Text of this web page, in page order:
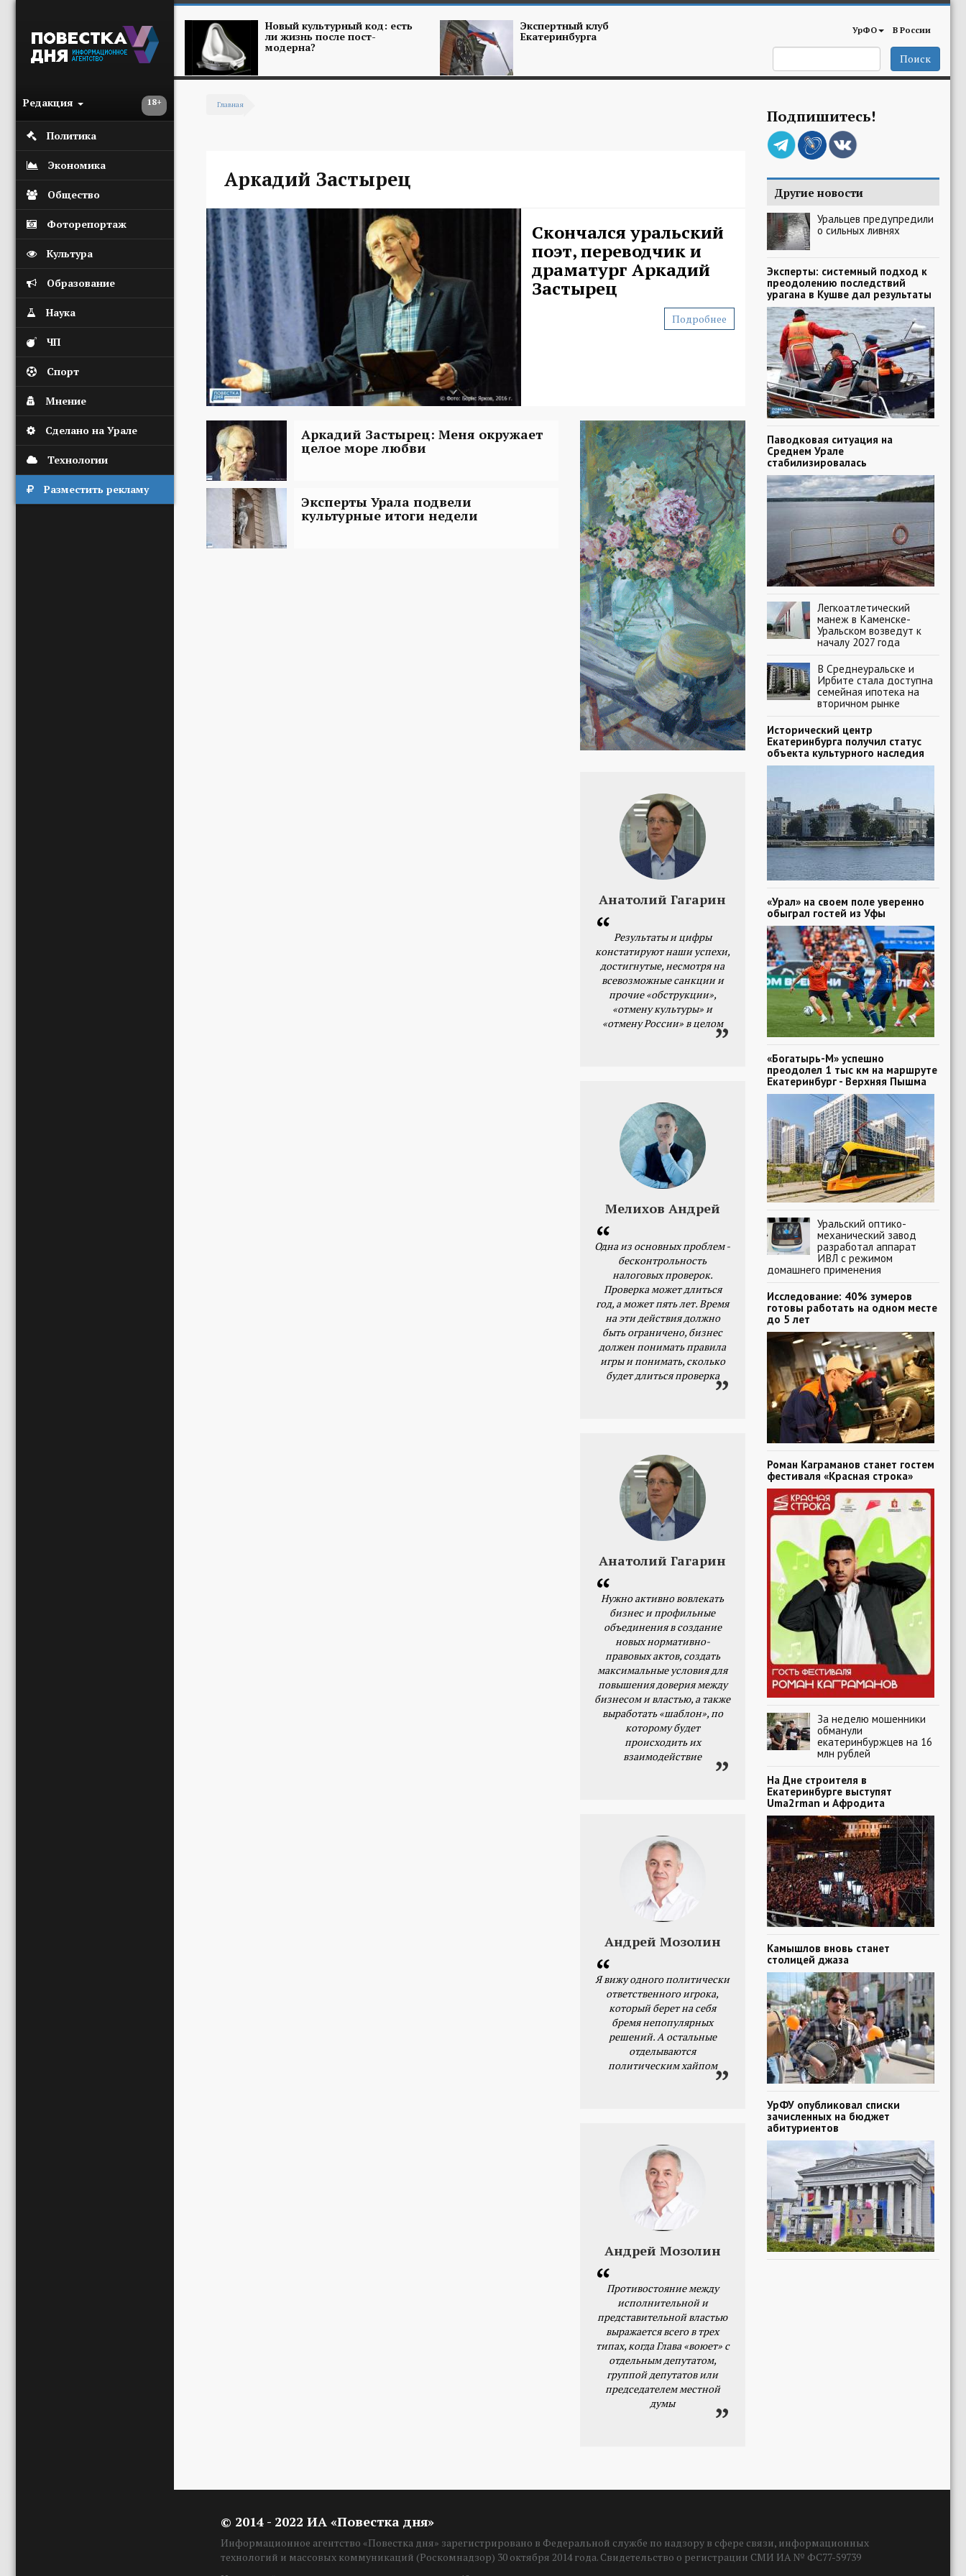
18+
Редакция
Политика
Экономика
Общество
Фоторепортаж
Культура
Образование
Наука
ЧП
Спорт
Мнение
Сделано на Урале
Технологии
Разместить рекламу
Новый культурный код: есть
ли жизнь после пост-
модерна?
Экспертный клуб
Екатеринбурга УрФО В России
Поиск
Главная
Аркадий Застырец
Скончался уральский
поэт, переводчик и
драматург Аркадий
Застырец
Подробнее
Аркадий Застырец: Меня окружает
целое море любви
Эксперты Урала подвели
культурные итоги недели
Анатолий Гагарин
Результаты и цифры
констатируют наши успехи,
достигнутые, несмотря на
всевозможные санкции и
прочие «обструкции»,
«отмену культуры» и
«отмену России» в целом
Мелихов Андрей
Одна из основных проблем -
бесконтрольность
налоговых проверок.
Проверка может длиться
год, а может пять лет. Время
на эти действия должно
быть ограничено, бизнес
должен понимать правила
игры и понимать, сколько
будет длиться проверка
Анатолий Гагарин
Нужно активно вовлекать
бизнес и профильные
объединения в создание
новых нормативно-
правовых актов, создать
максимальные условия для
повышения доверия между
бизнесом и властью, а также
выработать «шаблон», по
которому будет
происходить их
взаимодействие
Андрей Мозолин
Я вижу одного политически
ответственного игрока,
который берет на себя
бремя непопулярных
решений. А остальные
отделываются
политическим хайпом
Андрей Мозолин
Противостояние между
исполнительной и
представительной властью
выражается всего в трех
типах, когда Глава «воюет» с
отдельным депутатом,
группой депутатов или
председателем местной
думы
Подпишитесь!
Другие новости
Уральцев предупредили
о сильных ливнях
Эксперты: системный подход к
преодолению последствий
урагана в Кушве дал результаты
Паводковая ситуация на
Среднем Урале
стабилизировалась
Легкоатлетический
манеж в Каменске-
Уральском возведут к
началу 2027 года
В Среднеуральске и
Ирбите стала доступна
семейная ипотека на
вторичном рынке
Исторический центр
Екатеринбурга получил статус
объекта культурного наследия
«Урал» на своем поле уверенно
обыграл гостей из Уфы
«Богатырь-М» успешно
преодолел 1 тыс км на маршруте
Екатеринбург - Верхняя Пышма
Уральский оптико-
механический завод
разработал аппарат
ИВЛ с режимом
домашнего применения
Исследование: 40% зумеров
готовы работать на одном месте
до 5 лет
Роман Каграманов станет гостем
фестиваля «Красная строка»
За неделю мошенники
обманули
екатеринбуржцев на 16
млн рублей
На Дне строителя в
Екатеринбурге выступят
Uma2rman и Афродита
Камышлов вновь станет
столицей джаза
УрФУ опубликовал списки
зачисленных на бюджет
абитуриентов
© 2014 - 2022 ИА «Повестка дня»
Информационное агентство «Повестка дня» зарегистрировано в Федеральной службе по надзору в сфере связи, информационных
технологий и массовых коммуникаций (Роскомнадзор) 30 октября 2014 года. Свидетельство о регистрации СМИ ИА № ФС77-59739